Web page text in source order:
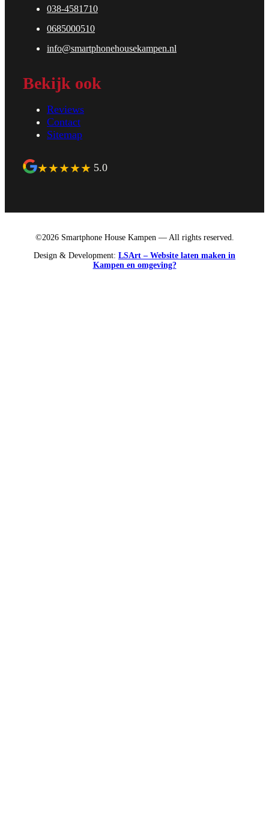
038-4581710
0685000510
info@smartphonehousekampen.nl
Bekijk ook
Reviews
Contact
Sitemap
★★★★★ 5.0
©2026 Smartphone House Kampen — All rights reserved.
Design & Development: LSArt – Website laten maken in
Kampen en omgeving?